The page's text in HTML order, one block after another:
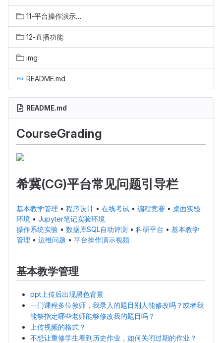
11-平台操作演示视频
12-直播功能
img
README.md
README.md
CourseGrading
希冀(CG)平台常见问题引导栏
基本教学管理 • 程序设计 • 在线考试 • 编程竞赛 • 桌面实验
环境 • Jupyter笔记实验环境
操作系统实验 • 数据库SQL自动评测 • 科研平台 • 基本教学
管理 • 运维问题 • 平台操作演示视频
基本教学管理
ppt上传后出现黑色背景
一门课程多位教师，我录入的题目别人能修改吗？或者我
能够指定哪些老师能够修改我的题目吗？
上传视频的格式？
不想让重修学生看到历史作业，如何关闭过期的作业？